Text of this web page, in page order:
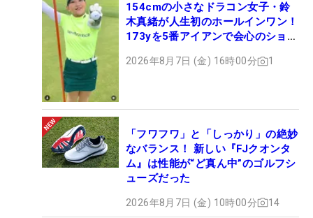
154cmの小さなドラコン女子・鈴
木真緒が人生初のホールインワン！
173yを5番アイアンで会心のショッ
2026年8月7日 (金) 16時00分 1
「フワフワ」と「しっかり」の絶妙
なバランス！ 新しい『FJクオンタ
ム』は性能が“ど真ん中”のゴルフシ
ューズだった
2026年8月7日 (金) 10時00分 14